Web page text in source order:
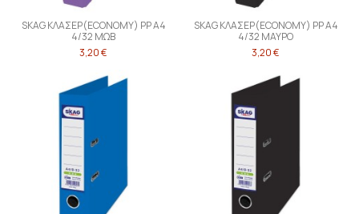
SKAG ΚΛΑΣΕΡ(ECONOMY) PP Α4
4/32 ΜΩΒ
3,20 €
SKAG ΚΛΑΣΕΡ(ECONOMY) PP Α4
4/32 ΜΑΥΡΟ
3,20 €